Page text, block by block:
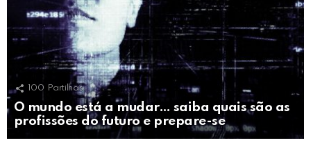
100 Partilhas
O mundo está a mudar… saiba quais são as
profissões do futuro e prepare-se